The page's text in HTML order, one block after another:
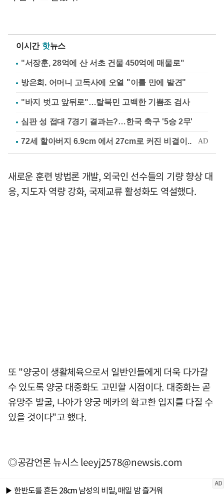
이시간 핫뉴스
"서장훈, 28억에 산 서초 건물 450억에 매물로"
방은희, 어머니 고독사에 오열 "이틀 만에 발견"
"바지 벗고 앞뒤로"…탈북민 고백한 기쁨조 검사
심판 성 접대 7경기 결과는?…한국 축구 '5승 2무'
새로운 훈련 방법론 개발, 외국인 선수들의 기량 향상 대
응, 지도자 역량 강화, 국제교류 활성화도 역설했다.
또 "양궁이 생활체육으로서 일반인들에게 더욱 다가갈
수 있도록 양궁 대중화도 고민할 시점이다. 대중화는 곧
유망주 발굴, 나아가 양궁 메카의 확고한 입지를 다질 수
있을 것이다"고 했다.
◎공감언론 뉴시스leeyj2578@newsis.com